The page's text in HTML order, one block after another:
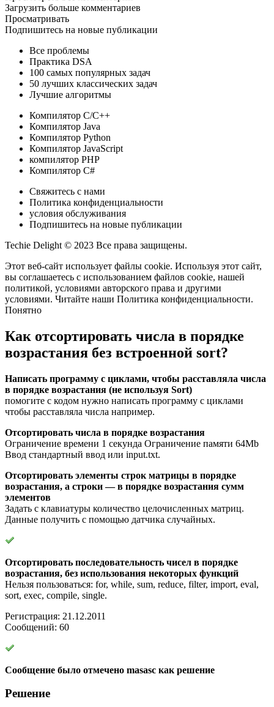
Загрузить больше комментариев
Просматривать
Подпишитесь на новые публикации
Все проблемы
Практика DSA
100 самых популярных задач
50 лучших классических задач
Лучшие алгоритмы
Компилятор С/С++
Компилятор Java
Компилятор Python
Компилятор JavaScript
компилятор PHP
Компилятор C#
Свяжитесь с нами
Политика конфиденциальности
условия обслуживания
Подпишитесь на новые публикации
Techie Delight © 2023 Все права защищены.
Этот веб-сайт использует файлы cookie. Используя этот сайт,
вы соглашаетесь с использованием файлов cookie, нашей
политикой, условиями авторского права и другими
условиями. Читайте наши Политика конфиденциальности.
Понятно
Как отсортировать числа в порядке
возрастания без встроенной sort?
Написать программу с циклами, чтобы расставляла числа
в порядке возрастания (не используя Sort)
помогите с кодом нужно написать программу с циклами
чтобы расставляла числа например.
Отсортировать числа в порядке возрастания
Ограничение времени 1 секунда Ограничение памяти 64Mb
Ввод стандартный ввод или input.txt.
Отсортировать элементы строк матрицы в порядке
возрастания, а строки — в порядке возрастания сумм
элементов
Задать с клавиатуры количество целочисленных матриц.
Данные получить с помощью датчика случайных.
Отсортировать последовательность чисел в порядке
возрастания, без использования некоторых функций
Нельзя пользоваться: for, while, sum, reduce, filter, import, eval,
sort, exec, compile, single.
Регистрация: 21.12.2011
Сообщений: 60
Сообщение было отмечено masasc как решение
Решение